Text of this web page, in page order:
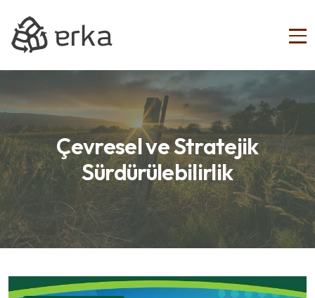
Çevresel ve Stratejik
Sürdürülebilirlik